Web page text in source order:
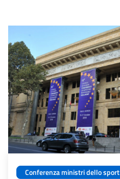
Conferenza ministri dello sport